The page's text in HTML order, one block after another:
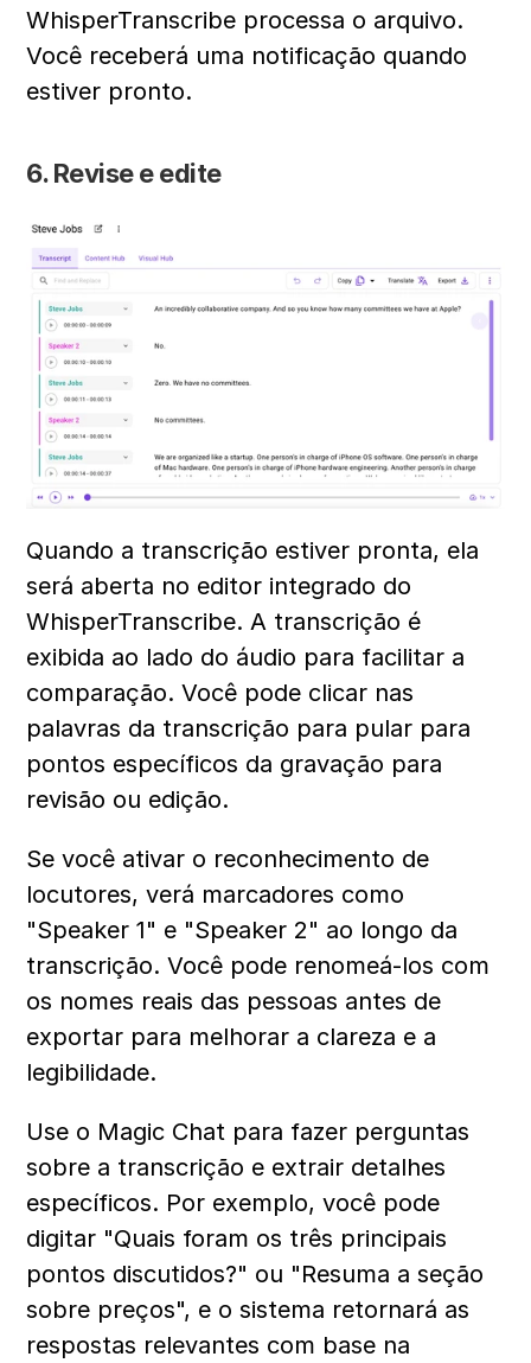
WhisperTranscribe processa o arquivo.
Você receberá uma notificação quando
estiver pronto.
6. Revise e edite
Quando a transcrição estiver pronta, ela
será aberta no editor integrado do
WhisperTranscribe. A transcrição é
exibida ao lado do áudio para facilitar a
comparação. Você pode clicar nas
palavras da transcrição para pular para
pontos específicos da gravação para
revisão ou edição.
Se você ativar o reconhecimento de
locutores, verá marcadores como
"Speaker 1" e "Speaker 2" ao longo da
transcrição. Você pode renomeá-los com
os nomes reais das pessoas antes de
exportar para melhorar a clareza e a
legibilidade.
Use o Magic Chat para fazer perguntas
sobre a transcrição e extrair detalhes
específicos. Por exemplo, você pode
digitar "Quais foram os três principais
pontos discutidos?" ou "Resuma a seção
sobre preços", e o sistema retornará as
respostas relevantes com base na